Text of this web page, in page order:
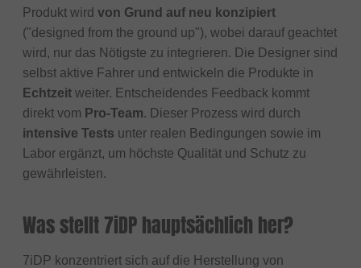
Produkt wird von Grund auf neu konzipiert
("designed from the ground up"), wobei darauf geachtet
wird, nur das Nötigste zu integrieren. Die Designer sind
selbst aktive Fahrer und entwickeln die Produkte in
Echtzeit weiter. Entscheidendes Feedback kommt
direkt vom Pro-Team. Dieser Prozess wird durch
intensive Tests unter realen Bedingungen sowie im
Labor ergänzt, um höchste Qualität und Schutz zu
gewährleisten.
Was stellt 7iDP hauptsächlich her?
7iDP konzentriert sich auf die Herstellung von